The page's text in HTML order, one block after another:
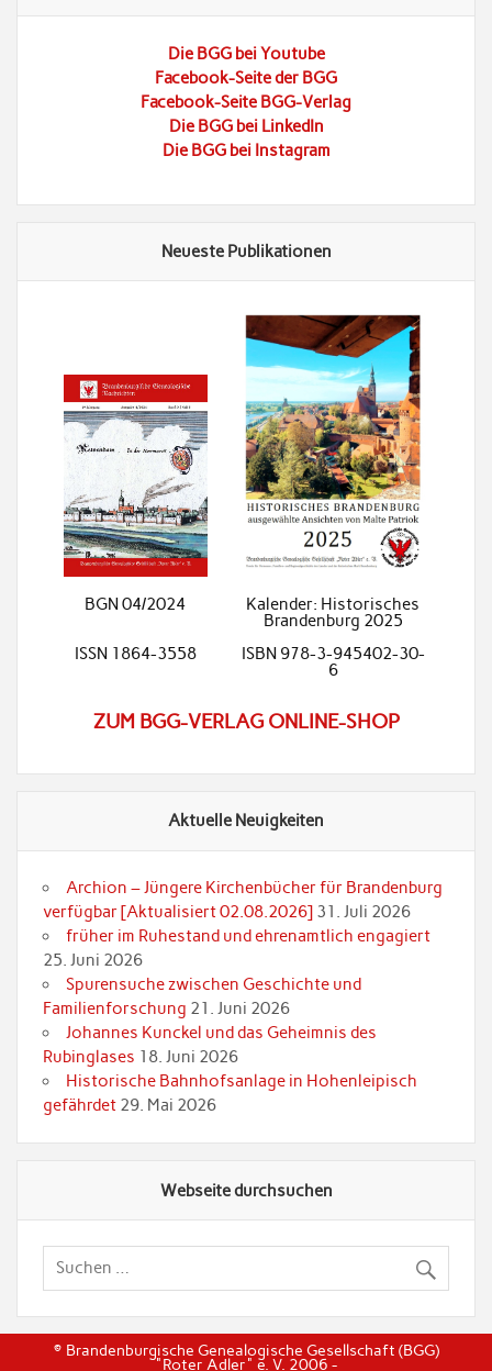
Die BGG bei Youtube
Facebook-Seite der BGG
Facebook-Seite BGG-Verlag
Die BGG bei LinkedIn
Die BGG bei Instagram
Neueste Publikationen
BGN 04/2024
Kalender: Historisches
Brandenburg 2025
ISSN 1864-3558
ISBN 978-3-945402-30-
6
ZUM BGG-VERLAG ONLINE-SHOP
Aktuelle Neuigkeiten
Archion – Jüngere Kirchenbücher für Brandenburg
verfügbar [Aktualisiert 02.08.2026] 31. Juli 2026
früher im Ruhestand und ehrenamtlich engagiert
25. Juni 2026
Spurensuche zwischen Geschichte und
Familienforschung 21. Juni 2026
Johannes Kunckel und das Geheimnis des
Rubinglases 18. Juni 2026
Historische Bahnhofsanlage in Hohenleipisch
gefährdet 29. Mai 2026
Webseite durchsuchen
© Brandenburgische Genealogische Gesellschaft (BGG)
"Roter Adler" e. V. 2006 -